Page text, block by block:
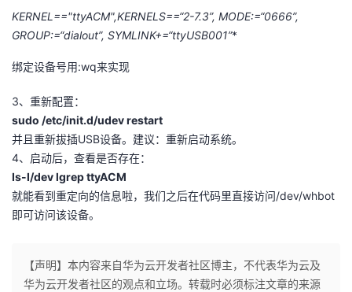
KERNEL=="ttyACM",KERNELS==“2-7.3”, MODE:=“0666”,
GROUP:=“dialout”, SYMLINK+=“ttyUSB001”*
绑定设备号用:wq来实现
3、重新配置：
sudo /etc/init.d/udev restart
并且重新拔插USB设备。建议：重新启动系统。
4、启动后，查看是否存在：
Is-I/dev lgrep ttyACM
就能看到重定向的信息啦，我们之后在代码里直接访问/dev/whbot
即可访问该设备。
【声明】本内容来自华为云开发者社区博主，不代表华为云及
华为云开发者社区的观点和立场。转载时必须标注文章的来源